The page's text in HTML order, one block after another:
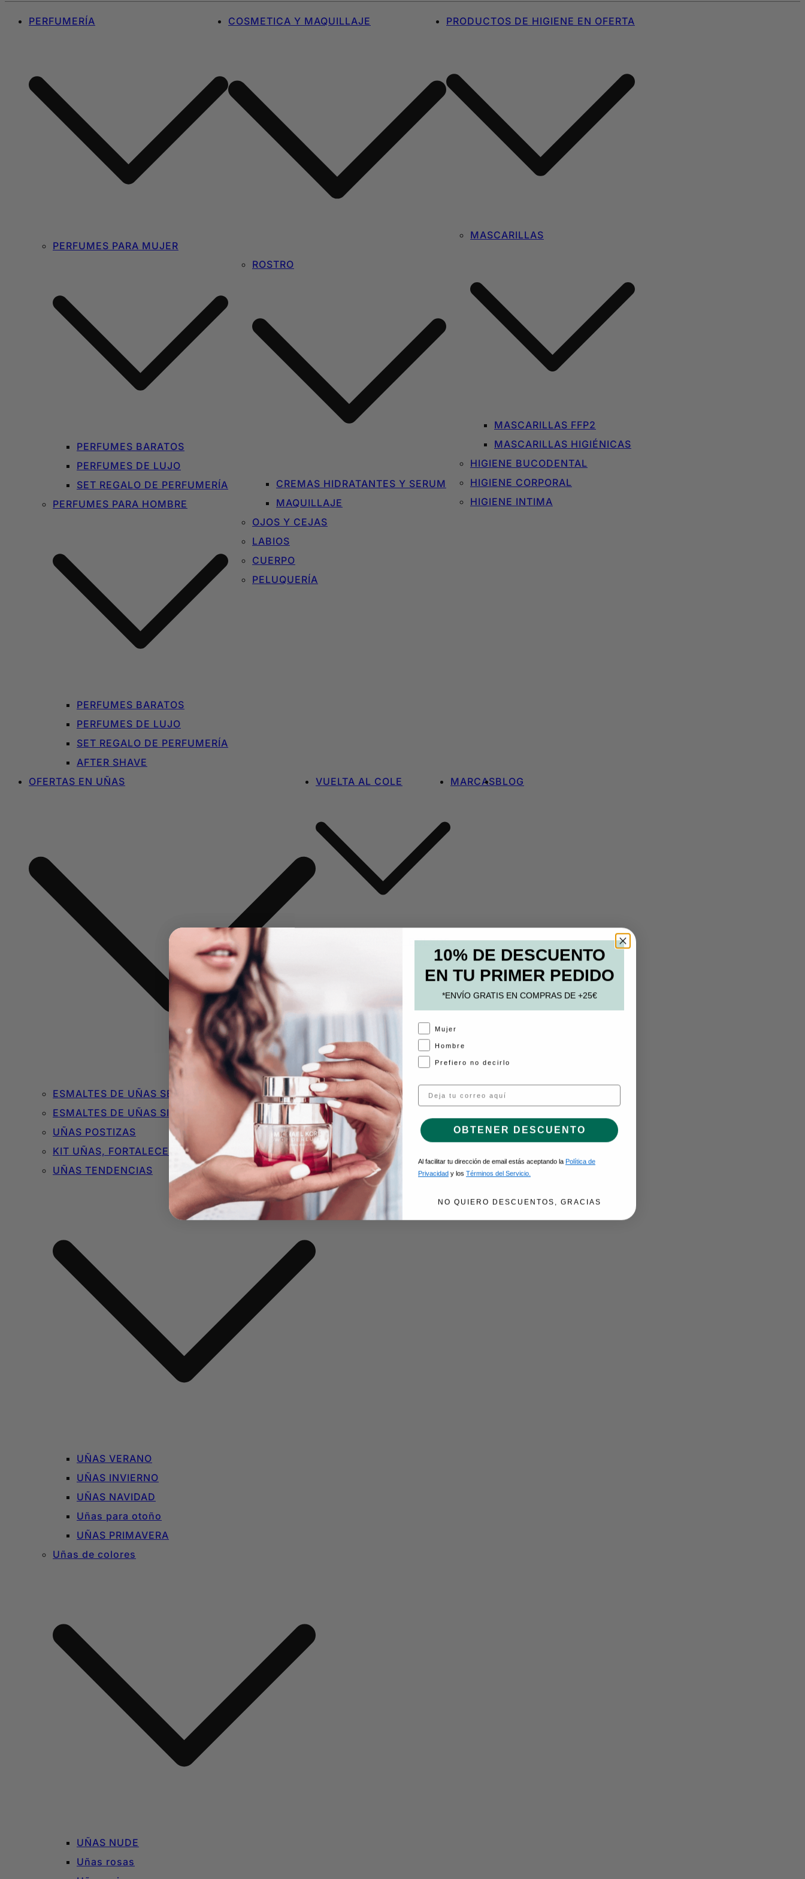
PERFUMERÍA
PERFUMES PARA MUJER
PERFUMES BARATOS
PERFUMES DE LUJO
SET REGALO DE PERFUMERÍA
PERFUMES PARA HOMBRE
PERFUMES BARATOS
PERFUMES DE LUJO
SET REGALO DE PERFUMERÍA
AFTER SHAVE
COSMETICA Y MAQUILLAJE
ROSTRO
CREMAS HIDRATANTES Y SERUM
MAQUILLAJE
OJOS Y CEJAS
LABIOS
CUERPO
PELUQUERÍA
PRODUCTOS DE HIGIENE EN OFERTA
MASCARILLAS
MASCARILLAS FFP2
MASCARILLAS HIGIÉNICAS
HIGIENE BUCODENTAL
HIGIENE CORPORAL
HIGIENE INTIMA
OFERTAS EN UÑAS
ESMALTES DE UÑAS SEMIPERMANENTES O DE GEL
ESMALTES DE UÑAS SIN TÓXICOS
UÑAS POSTIZAS
KIT UÑAS, FORTALECEDORES Y BÁSICOS
UÑAS TENDENCIAS
UÑAS VERANO
UÑAS INVIERNO
UÑAS NAVIDAD
Uñas para otoño
UÑAS PRIMAVERA
Uñas de colores
UÑAS NUDE
Uñas rosas
VUELTA AL COLE
MOCHILAS Y BOLSOS
MARCASBLOG
10% DE DESCUENTO
EN TU PRIMER PEDIDO
*ENVÍO GRATIS EN COMPRAS DE +25€
A Mujer
Hombre
Prefiero no decirlo
Email
OBTENER DESCUENTO
Al facilitar tu dirección de email estás aceptando la Política de
Privacidad y los Términos del Servicio.
NO QUIERO DESCUENTOS, GRACIAS